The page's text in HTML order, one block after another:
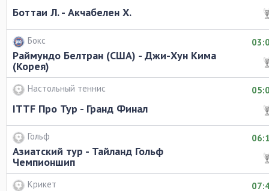
Боттаи Л. - Акчабелен Х.
Бокс
Раймундо Белтран (США) - Джи-Хун Кима
(Корея)
Настольный теннис
ITTF Про Тур - Гранд Финал
Гольф
Азиатский тур - Тайланд Гольф
Чемпионшип
Крикет